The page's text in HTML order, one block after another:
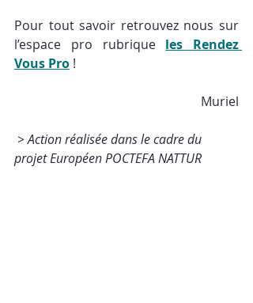
Pour tout savoir retrouvez nous sur
l’espace pro rubrique les Rendez
Vous Pro !
Muriel
> Action réalisée dans le cadre du
projet Européen POCTEFA NATTUR